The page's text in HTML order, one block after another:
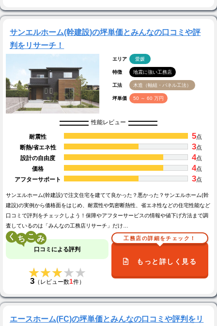
サンエルホーム(幹建設)の坪単価とみんなの口コミや評
判をリサーチ！
エリア 愛媛
特徴 地震に強い工務店
工法 木造（軸組・パネル工法）
坪単価 50 ～ 60 万円
性能レビュー
耐震性 5点
断熱/省エネ性
3点
設計の自由度
4点
価格
4点
アフターサポート
3点
サンエルホーム(幹建設)で注文住宅を建てて良かった？悪かった？サンエルホーム(幹
建設)の実例から価格面をはじめ、耐震性や気密断熱性、省エネ性などの住宅性能など
口コミで評判をチェックしよう！保障やアフターサービスの情報や値下げ方法まで調
査しているのは「みんなの工務店リサーチ」だけ…
く こ
口コミによる評判
★★★★★
★★★★★
3（レビュー数1件）
工務店の詳細をチェック！
もっと詳しく見る
エースホーム(FC)の坪単価とみんなの口コミや評判をリ